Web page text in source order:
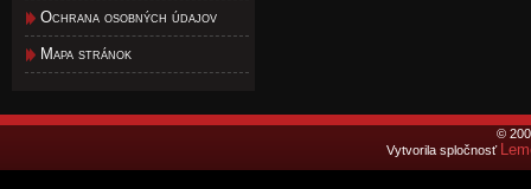
Ochrana osobných údajov
Mapa stránok
©
Vytvorila spločnosť